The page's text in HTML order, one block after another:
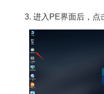
3. 进入PE界面后，点击